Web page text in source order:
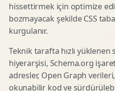
hissettirmek için optimize
bozmayacak şekilde CSS
kurgulanır.
Teknik tarafta hızlı yüklenen
hiyerarşisi, Schema.org
adresler, Open Graph
okunabilir kod ve